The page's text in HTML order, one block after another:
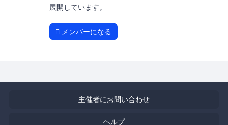
展開しています。
メンバーになる
主催者にお問い合わせ
ヘルプ